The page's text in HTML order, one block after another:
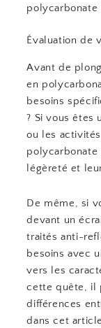
polycarbonate
Évaluation de
Avant de
en
besoins
? Si vous êtes
ou les
polycarbonate
légèreté et
De même, si
devant un
traités anti-
besoins avec
vers les
cette quête, il
différences
dans cet